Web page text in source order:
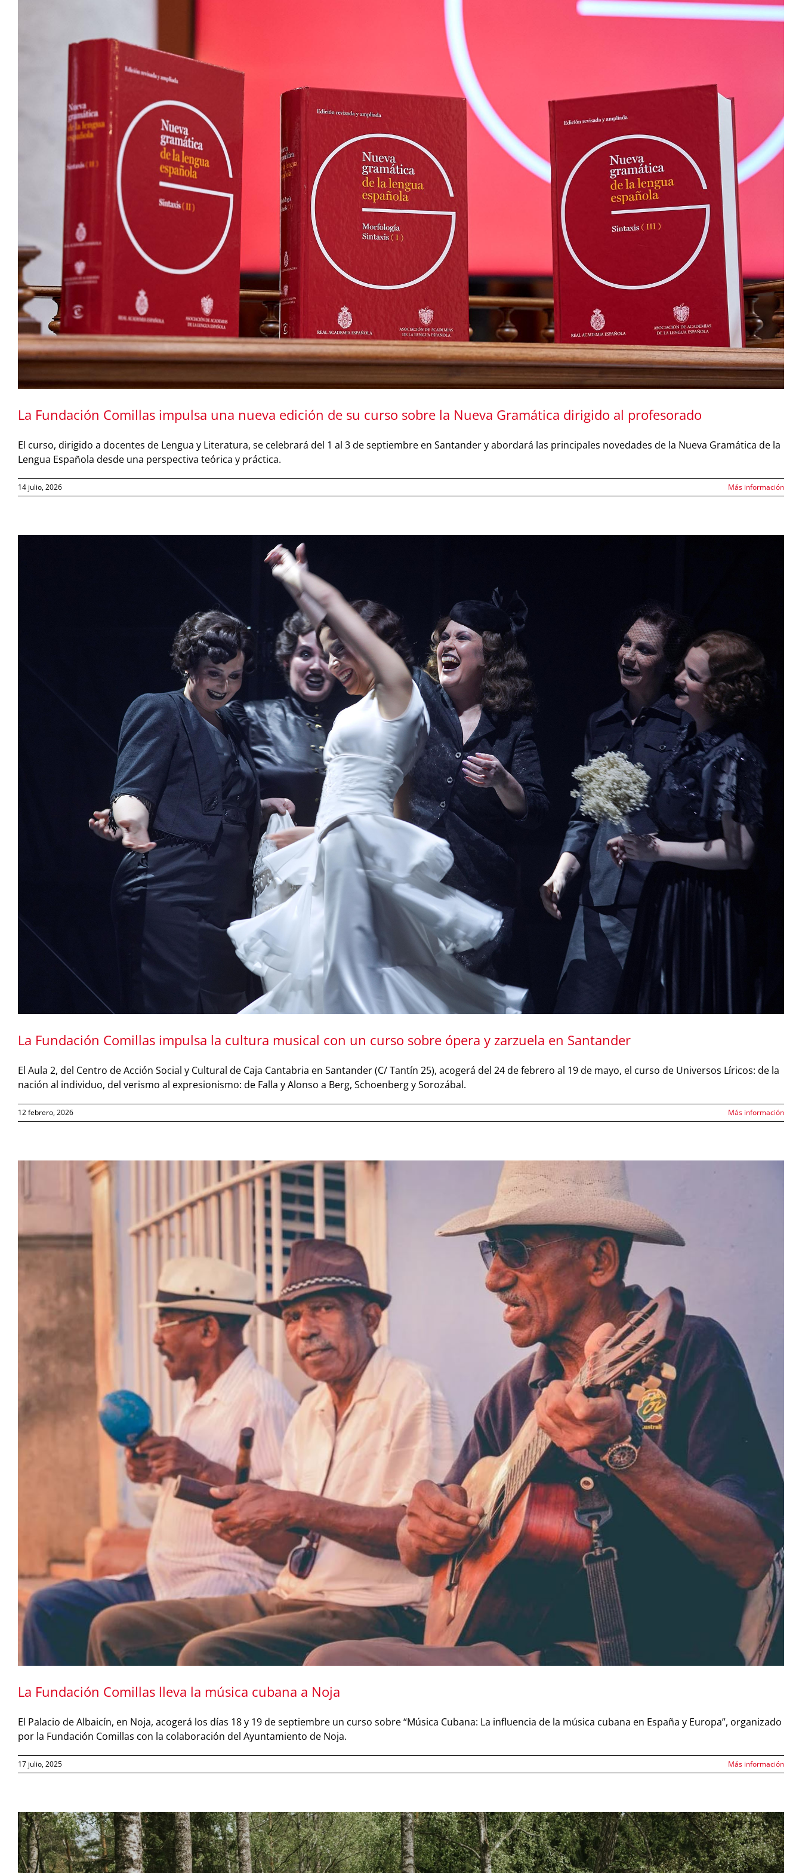
La Fundación Comillas impulsa una nueva edición de su curso sobre la Nueva Gramática dirigido al profesorado
El curso, dirigido a docentes de Lengua y Literatura, se celebrará del 1 al 3 de septiembre en Santander y abordará las principales novedades de la Nueva Gramática de la
Lengua Española desde una perspectiva teórica y práctica.
14 julio, 2026 Más información
La Fundación Comillas impulsa la cultura musical con un curso sobre ópera y zarzuela en Santander
El Aula 2, del Centro de Acción Social y Cultural de Caja Cantabria en Santander (C/ Tantín 25), acogerá del 24 de febrero al 19 de mayo, el curso de Universos Líricos: de la
nación al individuo, del verismo al expresionismo: de Falla y Alonso a Berg, Schoenberg y Sorozábal.
12 febrero, 2026 Más información
La Fundación Comillas lleva la música cubana a Noja
El Palacio de Albaicín, en Noja, acogerá los días 18 y 19 de septiembre un curso sobre “Música Cubana: La influencia de la música cubana en España y Europa”, organizado
por la Fundación Comillas con la colaboración del Ayuntamiento de Noja.
17 julio, 2025 Más información